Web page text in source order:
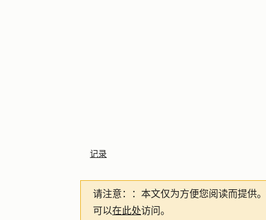
记录
请注意： ：本文仅为方便您阅读而提供。
可以在此处访问。